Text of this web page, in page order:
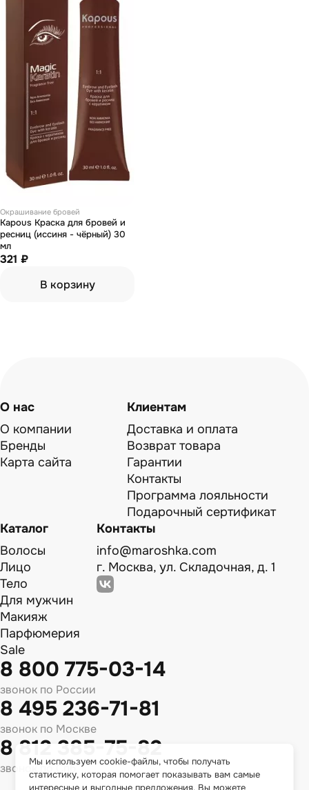
Окрашивание бровей
Kapous Краска для бровей и
ресниц (иссиня - чёрный) 30
мл
321 ₽
В корзину
О нас
О компании
Бренды
Карта сайта
Клиентам
Доставка и оплата
Возврат товара
Гарантии
Контакты
Программа лояльности
Подарочный сертификат
Каталог
Волосы
Лицо
Тело
Для мужчин
Макияж
Парфюмерия
Sale
Контакты
info@maroshka.com
г. Москва, ул. Складочная, д. 1
8 800 775-03-14
звонок по России
8 495 236-71-81
звонок по Москве
8 812 385-75-82
звонок по Спб
Мы используем cookie-файлы, чтобы получать
статистику, которая помогает показывать вам самые
интересные и выгодные предложения. Вы можете